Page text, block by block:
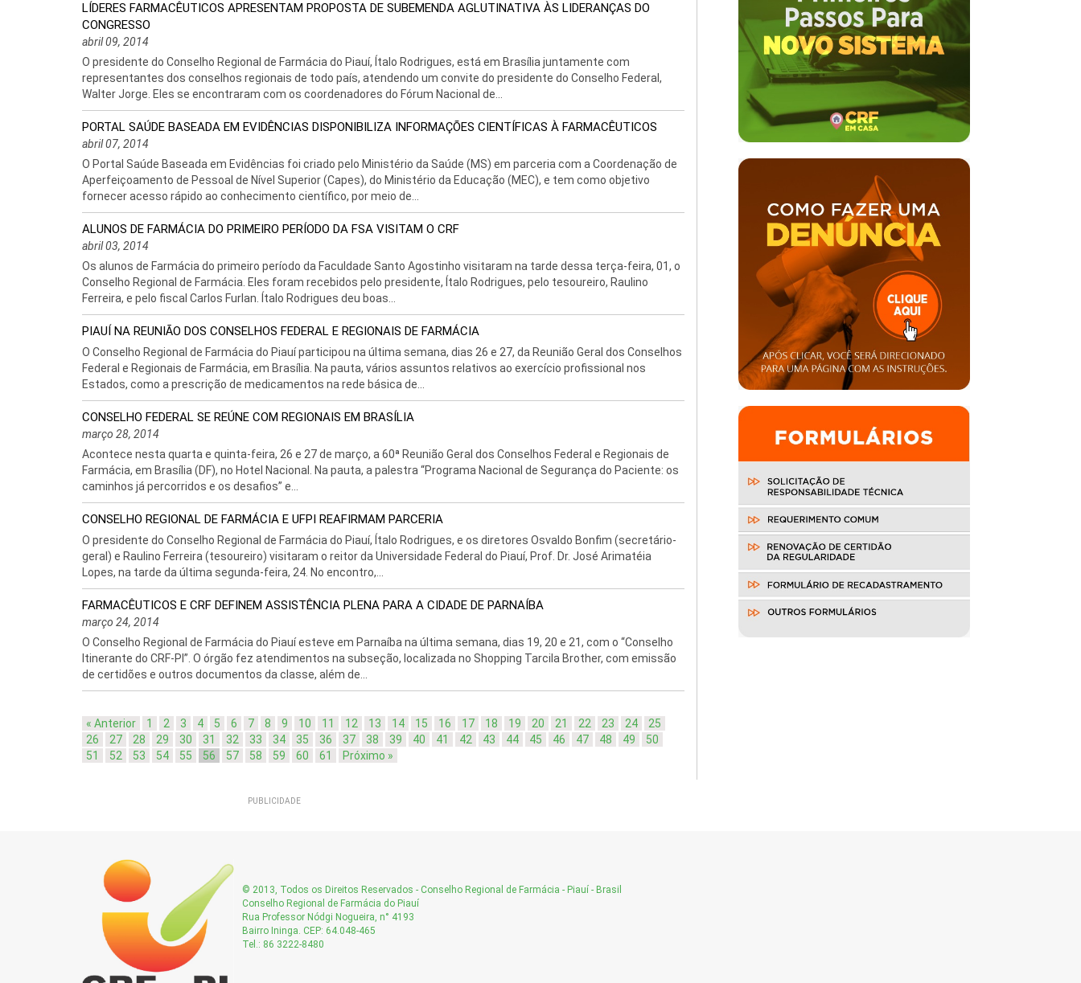
LÍDERES FARMACÊUTICOS APRESENTAM PROPOSTA DE SUBEMENDA AGLUTINATIVA ÀS LIDERANÇAS DO
CONGRESSO
abril 09, 2014
O presidente do Conselho Regional de Farmácia do Piauí, Ítalo Rodrigues, está em Brasília juntamente com
representantes dos conselhos regionais de todo país, atendendo um convite do presidente do Conselho Federal,
Walter Jorge. Eles se encontraram com os coordenadores do Fórum Nacional de...
PORTAL SAÚDE BASEADA EM EVIDÊNCIAS DISPONIBILIZA INFORMAÇÕES CIENTÍFICAS À FARMACÊUTICOS
abril 07, 2014
O Portal Saúde Baseada em Evidências foi criado pelo Ministério da Saúde (MS) em parceria com a Coordenação de
Aperfeiçoamento de Pessoal de Nível Superior (Capes), do Ministério da Educação (MEC), e tem como objetivo
fornecer acesso rápido ao conhecimento científico, por meio de...
ALUNOS DE FARMÁCIA DO PRIMEIRO PERÍODO DA FSA VISITAM O CRF
abril 03, 2014
Os alunos de Farmácia do primeiro período da Faculdade Santo Agostinho visitaram na tarde dessa terça-feira, 01, o
Conselho Regional de Farmácia. Eles foram recebidos pelo presidente, Ítalo Rodrigues, pelo tesoureiro, Raulino
Ferreira, e pelo fiscal Carlos Furlan. Ítalo Rodrigues deu boas...
PIAUÍ NA REUNIÃO DOS CONSELHOS FEDERAL E REGIONAIS DE FARMÁCIA
O Conselho Regional de Farmácia do Piauí participou na última semana, dias 26 e 27, da Reunião Geral dos Conselhos
Federal e Regionais de Farmácia, em Brasília. Na pauta, vários assuntos relativos ao exercício profissional nos
Estados, como a prescrição de medicamentos na rede básica de...
CONSELHO FEDERAL SE REÚNE COM REGIONAIS EM BRASÍLIA
março 28, 2014
Acontece nesta quarta e quinta-feira, 26 e 27 de março, a 60ª Reunião Geral dos Conselhos Federal e Regionais de
Farmácia, em Brasília (DF), no Hotel Nacional. Na pauta, a palestra “Programa Nacional de Segurança do Paciente: os
caminhos já percorridos e os desafios” e...
CONSELHO REGIONAL DE FARMÁCIA E UFPI REAFIRMAM PARCERIA
O presidente do Conselho Regional de Farmácia do Piauí, Ítalo Rodrigues, e os diretores Osvaldo Bonfim (secretário-
geral) e Raulino Ferreira (tesoureiro) visitaram o reitor da Universidade Federal do Piauí, Prof. Dr. José Arimatéia
Lopes, na tarde da última segunda-feira, 24. No encontro,...
FARMACÊUTICOS E CRF DEFINEM ASSISTÊNCIA PLENA PARA A CIDADE DE PARNAÍBA
março 24, 2014
O Conselho Regional de Farmácia do Piauí esteve em Parnaíba na última semana, dias 19, 20 e 21, com o “Conselho
Itinerante do CRF-PI”. O órgão fez atendimentos na subseção, localizada no Shopping Tarcila Brother, com emissão
de certidões e outros documentos da classe, além de...
« Anterior 1 2 3 4 5 6 7 8 9 10 11 12 13 14 15 16 17 18 19 20 21 22 23 24
25
26
27 28 29 30 31 32 33 34 35 36 37 38 39 40 41 42 43 44 45 46 47 48 49
50
51
52 53 54 55 56 57 58 59 60 61 Próximo »
PUBLICIDADE
© 2013, Todos os Direitos Reservados - Conselho Regional de Farmácia - Piauí - Brasil
Conselho Regional de Farmácia do Piauí
Rua Professor Nódgi Nogueira, n° 4193
Bairro Ininga. CEP: 64.048-465
Tel.: 86 3222-8480